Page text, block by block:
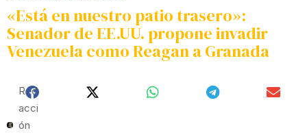
«Está en nuestro patio trasero»:
Senador de EE.UU. propone invadir
Venezuela como Reagan a Granada
Red
Acci
Ón